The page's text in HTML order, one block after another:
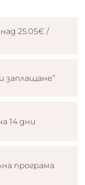
25.05€ /
заплащане”
14 дни
програма